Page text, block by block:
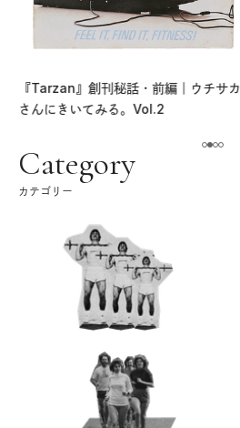
『Tarzan』創刊秘話・前編｜ウチサカ
さんにきいてみる。Vol.2
Category
カテゴリー